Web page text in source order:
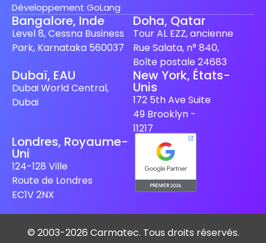
Développement GoLang
Bangalore, Inde
Level 8, Cessna Business
Park, Karnataka 560037
Doha, Qatar
Tour AL EZZ, ancienne
Rue Salata, n° 840,
Boîte postale 24683
Dubaï, EAU
Dubai World Central,
Dubai
New York, États-
Unis
172 5th Ave Suite
49 Brooklyn -
11217
Londres, Royaume-
Uni
124-128 Ville
Route de Londres
EC1V 2NX
© 2003-2026 Carmatec. Tous droits réservés.
German
Japanese
Dutch
Spanish (Spain)